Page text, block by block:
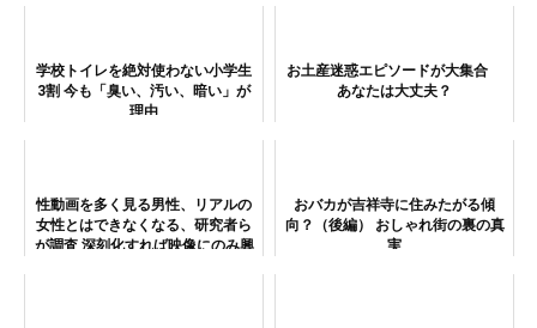
学校トイレを絶対使わない小学生
3割 今も「臭い、汚い、暗い」が
理由
お土産迷惑エピソードが大集合
あなたは大丈夫？
性動画を多く見る男性、リアルの
女性とはできなくなる、研究者ら
が調査 深刻化すれば映像にのみ興
おバカが吉祥寺に住みたがる傾
向？（後編） おしゃれ街の裏の真
実